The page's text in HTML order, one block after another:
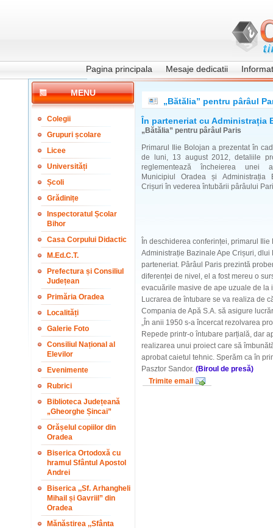
Pagina principala Mesaje dedicatii
MENU
Colegii
Grupuri școlare
Licee
Universități
Școli
Grădinițe
Inspectoratul Școlar
Bihor
Casa Corpului Didactic
M.Ed.C.T.
Prefectura și Consiliul
Județean
Primăria Oradea
Localități
Galerie Foto
Consiliul Național al
Elevilor
Evenimente
Rubrici
Biblioteca Județeană
„Gheorghe Șincai”
Orășelul copiilor din
Oradea
Biserica Ortodoxă cu
hramul Sfântul Apostol
Andrei
Biserica ,,Sf. Arhangheli
Mihail și Gavriil” din
Oradea
Mănăstirea ,,Sfânta
„Bătălia” pentru pârâul
În parteneriat cu Administrația
„Bătălia” pentru pârâul Paris
Primarul Ilie Bolojan a prezentat în
de luni, 13 august 2012, detaliile
reglementează încheierea unei
Municipiul Oradea și Administrația
Crișuri în vederea întubării pârâului
În deschiderea conferinței, primarul
Administrație Bazinale Ape Crișuri,
parteneriat. Pârâul Paris prezintă
diferenței de nivel, el a fost mereu o
evacuările masive de ape uzuale de la
Lucrarea de întubare se va realiza de
Compania de Apă S.A. să asigure
„În anii 1950 s-a încercat rezolvarea
Repede printr-o întubare parțială, dar
realizarea unui proiect care să
aprobat caietul tehnic. Sperăm ca în
Pasztor Sandor. (Biroul de presă)
Trimite email